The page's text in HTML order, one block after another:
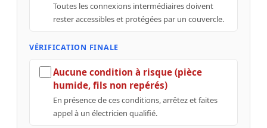
Toutes les connexions intermédiaires doivent
rester accessibles et protégées par un couvercle.
VÉRIFICATION FINALE
Aucune condition à risque (pièce
humide, fils non repérés)
En présence de ces conditions, arrêtez et faites
appel à un électricien qualifié.